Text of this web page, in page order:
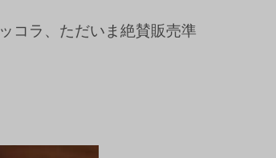
コラ、ただいま絶賛販売準